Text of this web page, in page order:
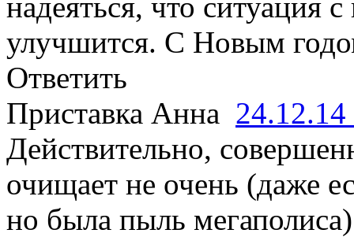
улучшится. С Новым
Ответить
Приставка Анна 24.12.14
Действительно,
очищает не очень (даже
но была пыль